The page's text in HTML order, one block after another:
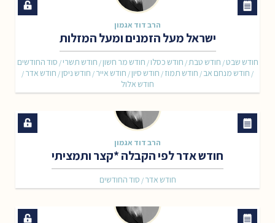
הרב דוד אגמון
ישראל מעל הזמנים ומעל המזלות
סוד החודשים /חודש תשרי /חודש מר חשון /חודש כסלו /חודש טבת /חודש שבט
/ חודש אדר /חודש ניסן / חודש אייר /חודש סיון / חודש תמוז / חודש מנחם אב /
חודש אלול
הרב דוד אגמון
חודש אדר לפי הקבלה *קצר ותמציתי
סוד החודשים / חודש אדר